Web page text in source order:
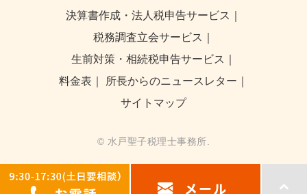
決算書作成・法人税申告サービス
税務調査立会サービス
生前対策・相続税申告サービス
料金表
所長からのニュースレター
サイトマップ
© 水戸聖子税理士事務所.